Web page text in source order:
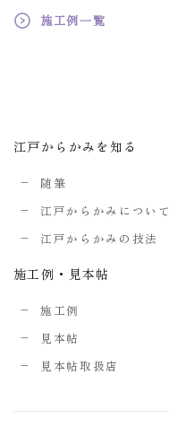
施工例一覧
江戸からかみを知る
随筆
江戸からかみについて
江戸からかみの技法
施工例・見本帖
施工例
見本帖
見本帖取扱店